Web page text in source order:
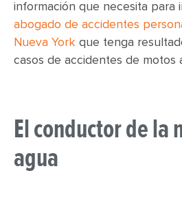
información que necesita para
abogado de accidentes
Nueva York que tenga
casos de accidentes de motos
El conductor de la
agua